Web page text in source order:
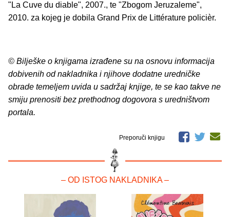
"La Cuve du diable", 2007., te "Zbogom Jeruzaleme",
2010. za kojeg je dobila Grand Prix de Littérature policièr.
© Bilješke o knjigama izrađene su na osnovu informacija
dobivenih od nakladnika i njihove dodatne uredničke
obrade temeljem uvida u sadržaj knjige, te se kao takve ne
smiju prenositi bez prethodnog dogovora s uredništvom
portala.
Preporuči knjigu
– OD ISTOG NAKLADNIKA –